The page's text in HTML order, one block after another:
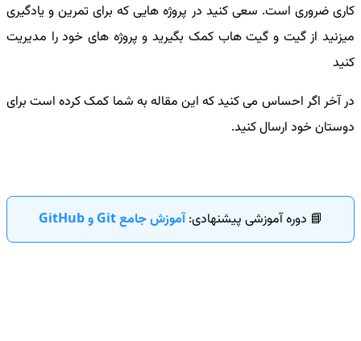
کاری ضروری است. سعی کنید در پروژه هایی که برای تمرین و یادگیری
میزنید از گیت و گیت هاب کمک بگیرید و پروژه های خود را مدیریت
کنید
در آخر اگر احساس می کنید که این مقاله به شما کمک کرده است برای
دوستان خود ارسال کنید.
📘 دوره آموزشی پیشنهادی:آموزش جامع Git و GitHub